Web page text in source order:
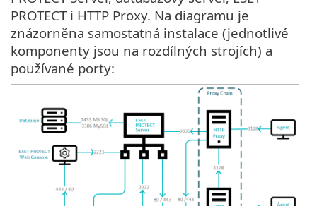
PROTECT i HTTP Proxy. Na diagramu je
znázorněna samostatná instalace (jednotlivé
komponenty jsou na rozdílných strojích) a
používané porty: